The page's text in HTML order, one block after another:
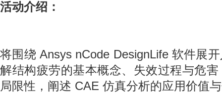
活动介绍：
将围绕 Ansys nCode DesignLife 软件展
解结构疲劳的基本概念、失效过程与危
局限性，阐述 CAE 仿真分析的应用价值